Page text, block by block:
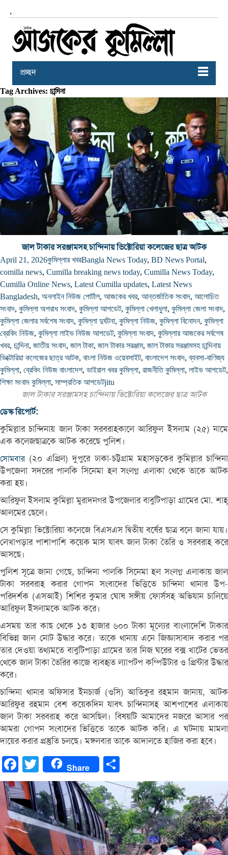
,
প্রচ্ছদ
Tag Archives: চান্দিনা
জাল টাকার সরঞ্জামসহ চান্দিনায় ভিক্টোরিয়া কলেজের ছাত্র আটক
April 21, 2026কুমিল্লার খবরBangla News Today, BD News Portal,
comilla news, Cumilla breaking news today, Cumilla News Today,
Cumilla Online News, Latest Cumilla updates, Latest News
Bangladesh, অনলাইন নিউজ পোর্টাল, আজকের খবর, আন্তর্জাতিক সংবাদ, আলোচিত
সংবাদ, কুমিল্লা অপরাধ সংবাদ, কুমিল্লা আপডেট, কুমিল্লা খেলাধুলা, কুমিল্লা জেলা সংবাদ,
কুমিল্লা জেলার সর্বশেষ সংবাদ, কুমিল্লা দুর্ঘটনা, কুমিল্লা নিউজ, কুমিল্লা বিনোদন, কুমিল্লা
ব্রেকিং নিউজ, কুমিল্লা লাইভ নিউজ আপডেট, কুমিল্লা সংবাদ, কুমিল্লার আজকের সর্বশেষ
খবর, চান্দিনা, জাতীয় সংবাদ, জাল টাকা, জাল টাকার সরঞ্জাম, জাল টাকার সরঞ্জামসহ চান্দিনায়
ভিক্টোরিয়া কলেজের ছাত্র আটক, বাংলা নিউজ ওয়েবসাইট, বাংলাদেশ সংবাদ,ব্যবসা-বাণিজ্য
কুমিল্লা, ব্রেকিং নিউজ বাংলাদেশ, ভাইরাল খবর কুমিল্লা, রাজনীতি কুমিল্লা, লাইভ আপডেট,
শিক্ষা সংবাদ কুমিল্লা, সাম্প্রতিক আপডেটjitu
জাল টাকার সরঞ্জামসহ চান্দিনায় ভিক্টোরিয়া কলেজের ছাত্র আটক
ডেস্ক রিপোর্ট:
কুমিল্লার চান্দিনায় জাল টাকা সরবরাহকালে আরিফুল ইসলাম (২৫) নামে
এক কলেজছাত্রকে আটক করেছে পুলিশ।
সোমবার(২০ এপ্রিল) দুপুরে ঢাকা-চট্টগ্রাম মহাসড়কের কুমিল্লার চান্দিনা
উপজেলা সদরের পালকি সিনেমা হল সংলগ্ন এলাকা থেকে তাকে আটক
করা হয়।
আরিফুল ইসলাম কুমিল্লা মুরাদনগর উপজেলার বাবুটিপাড়া গ্রামের মো. শাহ্
আলমের ছেলে।
সে কুমিল্লা ভিক্টোরিয়া কলেজে বিএসএস দ্বিতীয় বর্ষের ছাত্র বলে জানা যায়।
লেখাপড়ার পাশাপাশি কয়েক মাস যাবৎ জাল টাকা তৈরি ও সরবরাহ করে
আসছে।
পুলিশ সূত্রে জানা গেছে, চান্দিনা পালকি সিনেমা হল সংলগ্ন এলাকায় জাল
টাকা সরবরাহ করার গোপন সংবাদের ভিত্তিতে চান্দিনা থানার উপ-
পরিদর্শক (এসআই) শিশির কুমার ঘোষ সঙ্গীয় ফোর্সসহ অভিযান চালিয়ে
আরিফুল ইসলামকে আটক করে।
এসময় তার কাছ থেকে ১৩ হাজার ৬০০ টাকা মূল্যের বাংলাদেশি টাকার
বিভিন্ন জাল নোট উদ্ধার করে। তাকে থানায় এনে জিজ্ঞাসাবাদ করার পর
তার দেওয়া তথ্যমতে বাবুটিপাড়া গ্রামের তার নিজ ঘরের বক্স খাটের ভেতর
থেকে জাল টাকা তৈরির কাজে ব্যবহৃত ল্যাপটপ কম্পিউটার ও প্রিন্টার উদ্ধার
করে।
চান্দিনা থানার অফিসার ইনচার্জ (ওসি) আতিকুর রহমান জানায়, আটক
আরিফুর রহমান বেশ কয়েকদিন যাবৎ চান্দিনাসহ আশপাশের এলাকায়
জাল টাকা সরবরাহ করে আসছিল। বিষয়টি আমাদের নজরে আসার পর
আমরা গোপন সংবাদের ভিত্তিতে তাকে আটক করি। এ ঘটনায় মামলা
দায়ের করার প্রস্তুতি চলছে। মঙ্গলবার তাকে আদালতে হাজির করা হবে।
FacebookTwitter Share